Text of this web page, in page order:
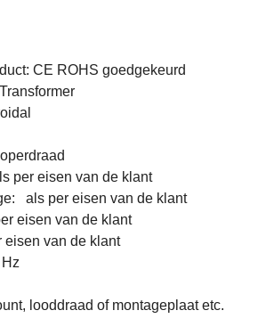
CE ROHS goedgekeurd
per eisen van de klant
als per eisen van de klant
eisen van de klant
eisen van de klant
looddraad of montageplaat etc.